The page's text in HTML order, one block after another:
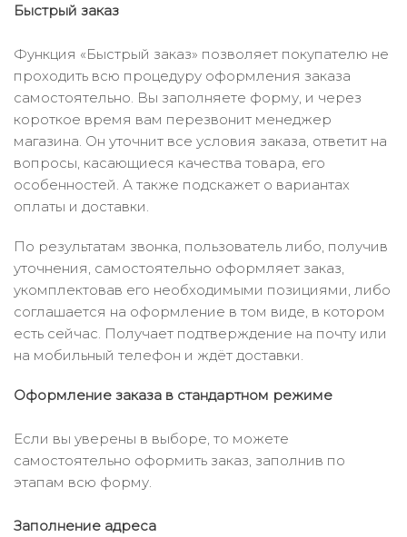
Быстрый заказ
Функция «Быстрый заказ» позволяет покупателю не
проходить всю процедуру оформления заказа
самостоятельно. Вы заполняете форму, и через
короткое время вам перезвонит менеджер
магазина. Он уточнит все условия заказа, ответит на
вопросы, касающиеся качества товара, его
особенностей. А также подскажет о вариантах
оплаты и доставки.
По результатам звонка, пользователь либо, получив
уточнения, самостоятельно оформляет заказ,
укомплектовав его необходимыми позициями, либо
соглашается на оформление в том виде, в котором
есть сейчас. Получает подтверждение на почту или
на мобильный телефон и ждёт доставки.
Оформление заказа в стандартном режиме
Если вы уверены в выборе, то можете
самостоятельно оформить заказ, заполнив по
этапам всю форму.
Заполнение адреса